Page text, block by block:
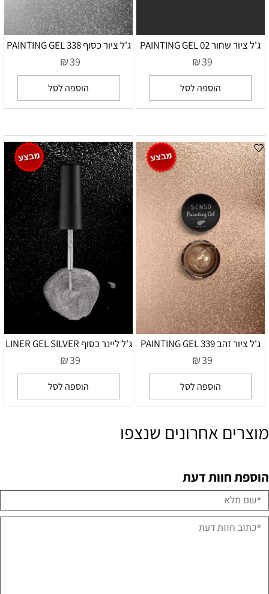
ג'ל ציור שחור 02 PAINTING GEL
₪39
הוספה לסל
ג'ל ציור כסוף 338 PAINTING GEL
₪39
הוספה לסל
ג'ל ציור זהב 339 PAINTING GEL
₪39
הוספה לסל
ג'ל ליינר כסוף LINER GEL SILVER
₪39
הוספה לסל
מוצרים אחרונים שנצפו
הוספת חוות דעת